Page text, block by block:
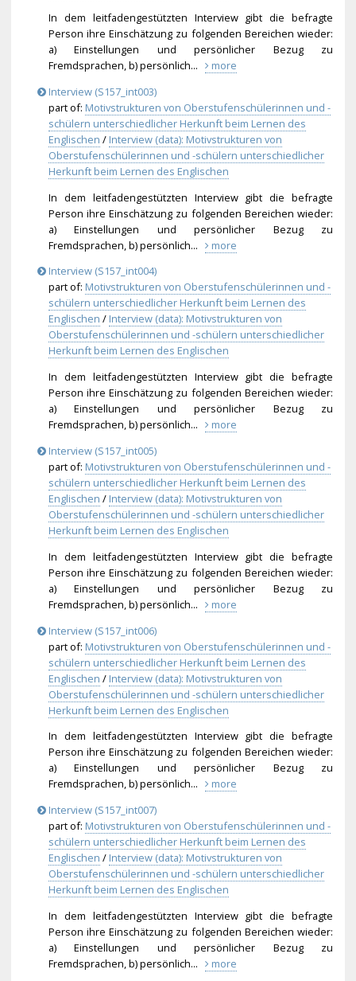
In dem leitfadengestützten Interview gibt die befragte
Person ihre Einschätzung zu folgenden Bereichen wieder:
a) Einstellungen und persönlicher Bezug zu
Fremdsprachen, b) persönlich...
more
Interview (S157_int003)
part of: Motivstrukturen von Oberstufenschülerinnen und -
schülern unterschiedlicher Herkunft beim Lernen des
Englischen / Interview (data): Motivstrukturen von
Oberstufenschülerinnen und -schülern unterschiedlicher
Herkunft beim Lernen des Englischen
In dem leitfadengestützten Interview gibt die befragte
Person ihre Einschätzung zu folgenden Bereichen wieder:
a) Einstellungen und persönlicher Bezug zu
Fremdsprachen, b) persönlich...
more
Interview (S157_int004)
part of: Motivstrukturen von Oberstufenschülerinnen und -
schülern unterschiedlicher Herkunft beim Lernen des
Englischen / Interview (data): Motivstrukturen von
Oberstufenschülerinnen und -schülern unterschiedlicher
Herkunft beim Lernen des Englischen
In dem leitfadengestützten Interview gibt die befragte
Person ihre Einschätzung zu folgenden Bereichen wieder:
a) Einstellungen und persönlicher Bezug zu
Fremdsprachen, b) persönlich...
more
Interview (S157_int005)
part of: Motivstrukturen von Oberstufenschülerinnen und -
schülern unterschiedlicher Herkunft beim Lernen des
Englischen / Interview (data): Motivstrukturen von
Oberstufenschülerinnen und -schülern unterschiedlicher
Herkunft beim Lernen des Englischen
In dem leitfadengestützten Interview gibt die befragte
Person ihre Einschätzung zu folgenden Bereichen wieder:
a) Einstellungen und persönlicher Bezug zu
Fremdsprachen, b) persönlich...
more
Interview (S157_int006)
part of: Motivstrukturen von Oberstufenschülerinnen und -
schülern unterschiedlicher Herkunft beim Lernen des
Englischen / Interview (data): Motivstrukturen von
Oberstufenschülerinnen und -schülern unterschiedlicher
Herkunft beim Lernen des Englischen
In dem leitfadengestützten Interview gibt die befragte
Person ihre Einschätzung zu folgenden Bereichen wieder:
a) Einstellungen und persönlicher Bezug zu
Fremdsprachen, b) persönlich...
more
Interview (S157_int007)
part of: Motivstrukturen von Oberstufenschülerinnen und -
schülern unterschiedlicher Herkunft beim Lernen des
Englischen / Interview (data): Motivstrukturen von
Oberstufenschülerinnen und -schülern unterschiedlicher
Herkunft beim Lernen des Englischen
In dem leitfadengestützten Interview gibt die befragte
Person ihre Einschätzung zu folgenden Bereichen wieder:
a) Einstellungen und persönlicher Bezug zu
Fremdsprachen, b) persönlich...
more